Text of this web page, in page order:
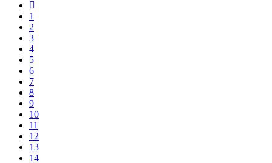
1
2
3
4
5
6
7
8
9
10
11
12
13
14